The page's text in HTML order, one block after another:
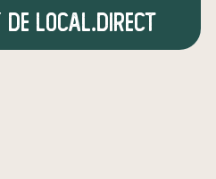
de local.direct